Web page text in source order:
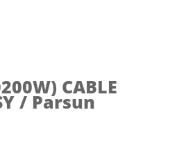
CABLE
/ Parsun